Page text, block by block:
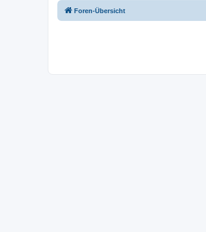
Foren-Übersicht